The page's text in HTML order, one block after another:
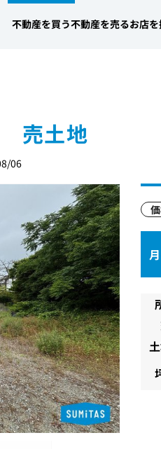
不動産を買う不動産を売るお店
売土地
06